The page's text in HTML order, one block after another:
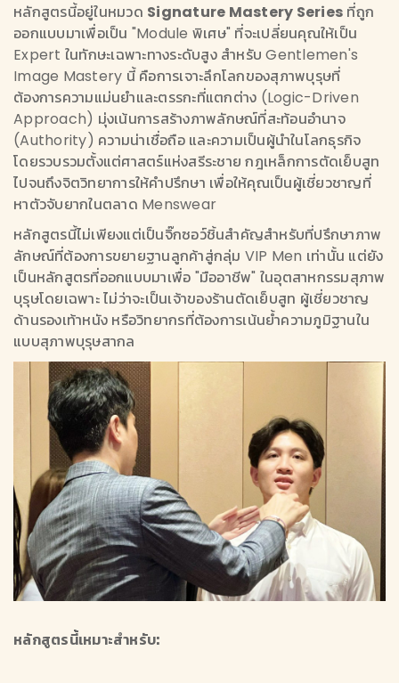
หลักสูตรนี้อยู่ในหมวด Signature Mastery Series ที่ถูก
ออกแบบมาเพื่อเป็น "Module พิเศษ" ที่จะเปลี่ยนคุณให้เป็น
Expert ในทักษะเฉพาะทางระดับสูง สำหรับ Gentlemen's
Image Mastery นี้ คือการเจาะลึกโลกของสุภาพบุรุษที่
ต้องการความแม่นยำและตรรกะที่แตกต่าง (Logic-Driven
Approach) มุ่งเน้นการสร้างภาพลักษณ์ที่สะท้อนอำนาจ
(Authority) ความน่าเชื่อถือ และความเป็นผู้นำในโลกธุรกิจ
โดยรวบรวมตั้งแต่ศาสตร์แห่งสรีระชาย กฎเหล็กการตัดเย็บสูท
ไปจนถึงจิตวิทยาการให้คำปรึกษา เพื่อให้คุณเป็นผู้เชี่ยวชาญที่
หาตัวจับยากในตลาด Menswear
หลักสูตรนี้ไม่เพียงแต่เป็นจิ๊กซอว์ชิ้นสำคัญสำหรับที่ปรึกษาภาพ
ลักษณ์ที่ต้องการขยายฐานลูกค้าสู่กลุ่ม VIP Men เท่านั้น แต่ยัง
เป็นหลักสูตรที่ออกแบบมาเพื่อ "มืออาชีพ" ในอุตสาหกรรมสุภาพ
บุรุษโดยเฉพาะ ไม่ว่าจะเป็นเจ้าของร้านตัดเย็บสูท ผู้เชี่ยวชาญ
ด้านรองเท้าหนัง หรือวิทยากรที่ต้องการเน้นย้ำความภูมิฐานใน
แบบสุภาพบุรุษสากล
หลักสูตรนี้เหมาะสำหรับ: